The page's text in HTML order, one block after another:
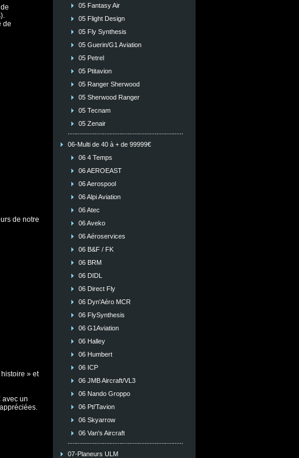
05 Fantasy Air
05 Flight Design
05 Fly Synthesis
05 Guerin/G1 Aviation
05 Petrel
05 Ptitavion
05 Ranger Sherwood
05 Sherwood Ranger
05 Tecnam
05 Zenair
06-Multi de 40 à + de 99999€
06 4 Temps
06 AEROEAST
06 Aerospool
06 Alpi Aviation
06 Atec
06 Aveko
06 Aéroservices
06 B&F / FK
06 BRM
06 DIDL
06 Direct Fly
06 Dyn'Aéro MCR
06 FlySynthesis
06 G1Aviation
06 Halley
06 Humbert
06 ICP
06 JMB Aircraft/VL3
06 Nando Groppo
06 Pti'Tavion
06 Skyarrow
06 Van's Aircraft
07-Planeurs ULM
de
de notre
» et
avec un